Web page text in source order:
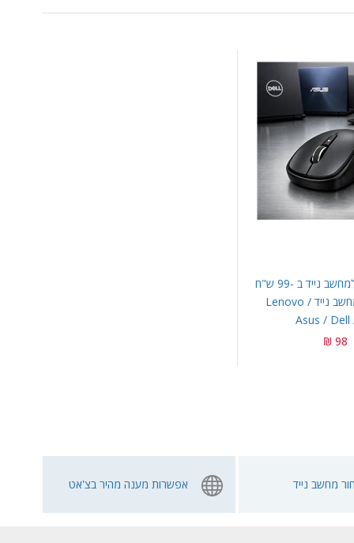
עכבר אלחוטי למחשב נייד ב -99 ש"ח
| ברכישת מחשב נייד Lenovo /
Asus / Dell
98 ₪
מחשב נייד אפשרות מענה מהיר בצ'אט